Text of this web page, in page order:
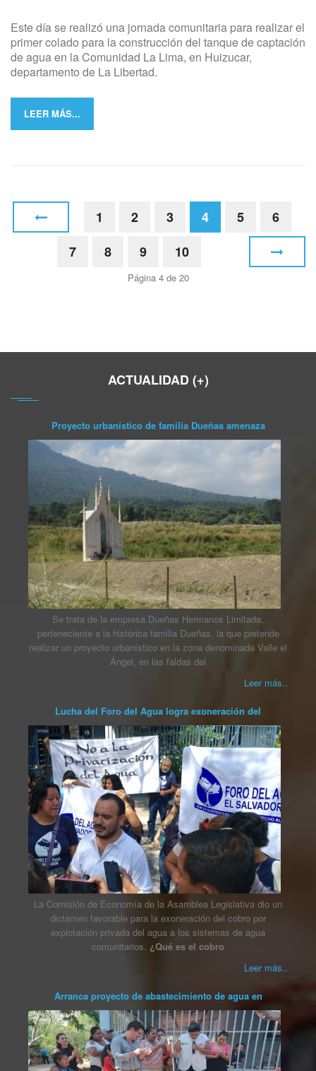
Este día se realizó una jornada comunitaria para realizar el
primer colado para la construcción del tanque de captación
de agua en la Comunidad La Lima, en Huizucar,
departamento de La Libertad.
LEER MÁS...
1 2 3 4 5
6
7
8 9 10
Página 4 de 20
ACTUALIDAD (+)
Proyecto urbanístico de familia Dueñas amenaza
Se trata de la empresa Dueñas Hermanos Limitada,
perteneciente a la histórica familia Dueñas, la que pretende
realizar un proyecto urbanístico en la zona denominada Valle el
Ángel, en las faldas del
Leer más..
Lucha del Foro del Agua logra exoneración del
La Comisión de Economía de la Asamblea Legislativa dio un
dictamen favorable para la exoneración del cobro por
explotación privada del agua a los sistemas de agua
comunitarios. ¿Qué es el cobro
Leer más..
Arranca proyecto de abastecimiento de agua en